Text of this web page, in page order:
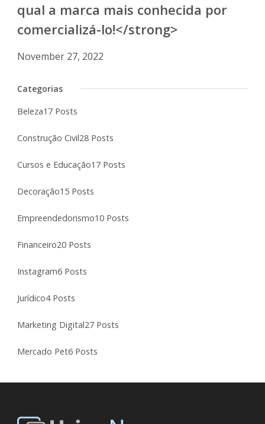
qual a marca mais conhecida por
comercializá-lo!</strong>
November 27, 2022
Categorias
Beleza17 Posts
Construção Civil28 Posts
Cursos e Educação17 Posts
Decoração15 Posts
Empreendedorismo10 Posts
Financeiro20 Posts
Instagram6 Posts
Jurídico4 Posts
Marketing Digital27 Posts
Mercado Pet6 Posts